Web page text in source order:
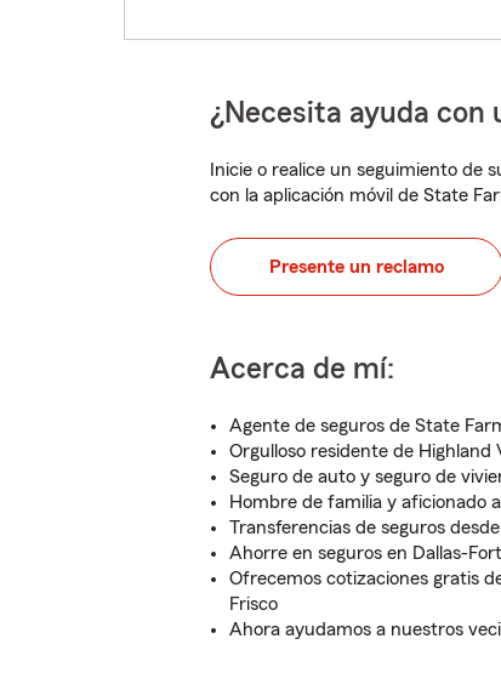
¿Necesita ayuda con
Inicie o realice un seguimiento de
con la aplicación móvil de State
Presente un reclamo
Acerca de mí:
Agente de seguros de State
Orgulloso residente de Highland
Seguro de auto y seguro de
Hombre de familia y aficionado
Transferencias de seguros
Ahorre en seguros en Dallas-
Ofrecemos cotizaciones gratis
Frisco
Ahora ayudamos a nuestros